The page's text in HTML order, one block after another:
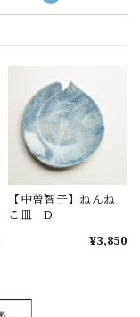
【中曽智子】ねんね
こ皿 D
¥3,850